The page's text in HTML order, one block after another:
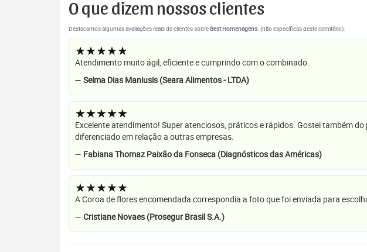
O que dizem nossos clientes
Destacamos algumas avaliações reais de clientes sobreBest Homenagens. (não específicas deste cemitério).
★★★★★
Atendimento muito ágil, eficiente e cumprindo com o combinado.
— Selma Dias Maniusis (Seara Alimentos - LTDA)
★★★★★
Excelente atendimento! Super atenciosos, práticos e rápidos. Gostei também
diferenciado em relação a outras empresas.
— Fabiana Thomaz Paixão da Fonseca (Diagnósticos das Américas)
★★★★★
A Coroa de flores encomendada correspondia a foto que foi enviada para
— Cristiane Novaes (Prosegur Brasil S.A.)